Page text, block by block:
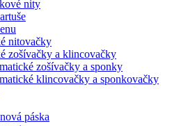
nity
nitovačky
zošívačky a klincovačky
zošívačky a sponky
klincovačky a sponkovačky
páska